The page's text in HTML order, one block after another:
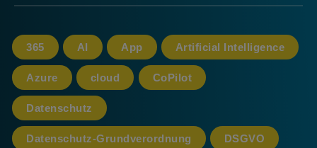
365 AI App Artificial Intelligence
Azure cloud CoPilot
Datenschutz
Datenschutz-Grundverordnung DSGVO